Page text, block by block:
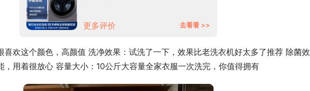
更多评价
去看看 >>
喜欢这个颜色，高颜值 洗净效果：试洗了一下，效果比老洗衣机好太多了推荐 除菌效
，用着很放心 容量大小：10公斤大容量全家衣服一次洗完，你值得拥有